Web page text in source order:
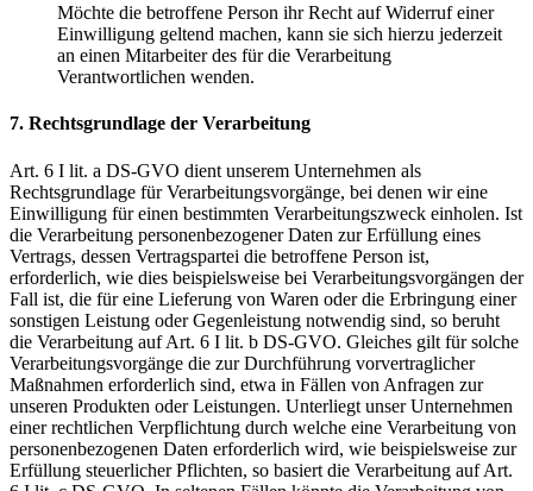
Möchte die betroffene Person ihr Recht auf Widerruf einer
Einwilligung geltend machen, kann sie sich hierzu jederzeit
an einen Mitarbeiter des für die Verarbeitung
Verantwortlichen wenden.
7. Rechtsgrundlage der Verarbeitung
Art. 6 I lit. a DS-GVO dient unserem Unternehmen als
Rechtsgrundlage für Verarbeitungsvorgänge, bei denen wir eine
Einwilligung für einen bestimmten Verarbeitungszweck einholen. Ist
die Verarbeitung personenbezogener Daten zur Erfüllung eines
Vertrags, dessen Vertragspartei die betroffene Person ist,
erforderlich, wie dies beispielsweise bei Verarbeitungsvorgängen der
Fall ist, die für eine Lieferung von Waren oder die Erbringung einer
sonstigen Leistung oder Gegenleistung notwendig sind, so beruht
die Verarbeitung auf Art. 6 I lit. b DS-GVO. Gleiches gilt für solche
Verarbeitungsvorgänge die zur Durchführung vorvertraglicher
Maßnahmen erforderlich sind, etwa in Fällen von Anfragen zur
unseren Produkten oder Leistungen. Unterliegt unser Unternehmen
einer rechtlichen Verpflichtung durch welche eine Verarbeitung von
personenbezogenen Daten erforderlich wird, wie beispielsweise zur
Erfüllung steuerlicher Pflichten, so basiert die Verarbeitung auf Art.